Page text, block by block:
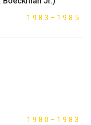
1 9 8 3 – 1 9 8 5
1 9 8 0 – 1 9 8 3